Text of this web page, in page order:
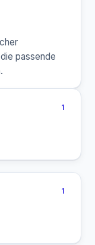
passende
1
1